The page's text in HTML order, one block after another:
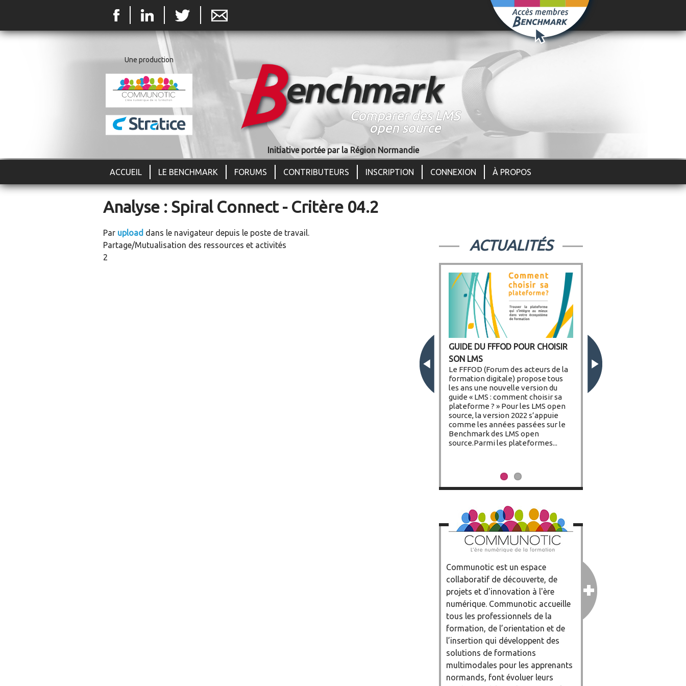
Comparer des LMS
open source
Initiative portée par la Région Normandie
Une production
ACCUEIL LE BENCHMARK FORUMS CONTRIBUTEURS INSCRIPTION CONNEXION À PROPOS
Analyse : Spiral Connect - Critère 04.2
Par upload dans le navigateur depuis le poste de travail.
Partage/Mutualisation des ressources et activités
2
ACTUALITÉS
GUIDE DU FFFOD POUR CHOISIR
SON LMS
Le FFFOD (Forum des acteurs de la
formation digitale) propose tous
les ans une nouvelle version du
guide « LMS : comment choisir sa
plateforme ? » Pour les LMS open
source, la version 2022 s’appuie
comme les années passées sur le
Benchmark des LMS open
source.Parmi les plateformes...
PRÉSENTATION DU BENCHMARK
DES LMS OPEN SOURCE AUX
MEMBRES DE COMMUNOTIC
Communotic est un espace
collaboratif de découverte, de
projets et d'innovation à l'ère
numérique. Communotic accueille
tous les professionnels de la
formation, de l’orientation et de
l’insertion qui développent des
solutions de formations
multimodales pour les apprenants
normands, font évoluer leurs